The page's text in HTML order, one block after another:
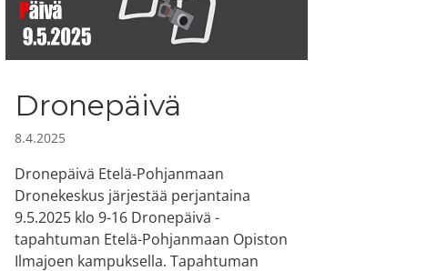
Dronepäivä
8.4.2025
Dronepäivä Etelä-Pohjanmaan
Dronekeskus järjestää perjantaina
9.5.2025 klo 9-16 Dronepäivä -
tapahtuman Etelä-Pohjanmaan Opiston
Ilmajoen kampuksella. Tapahtuman